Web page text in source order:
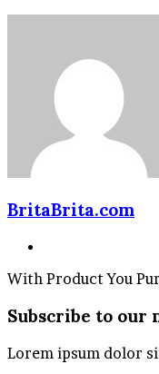
BritaBrita.com
With Product You
Subscribe to our
Lorem ipsum dolor